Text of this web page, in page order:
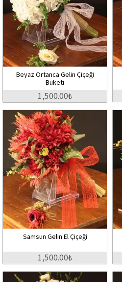
Beyaz Ortanca Gelin Çiçeği
Buketi
1,500.00₺
Samsun Gelin El Çiçeği
1,500.00₺